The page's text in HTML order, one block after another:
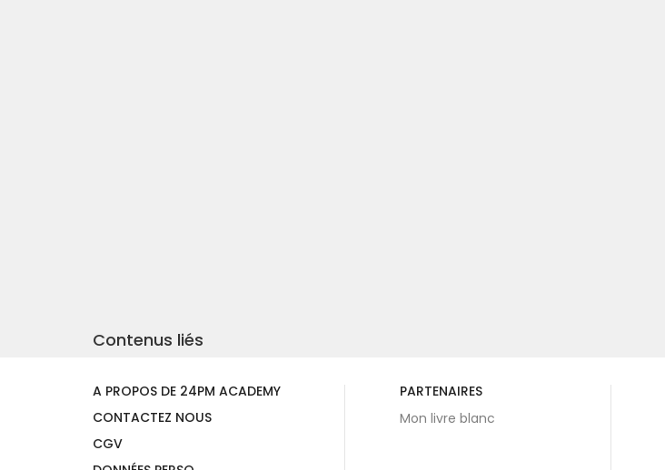
Contenus liés
A PROPOS DE 24PM ACADEMY
CONTACTEZ NOUS
CGV
PARTENAIRES
Mon livre blanc